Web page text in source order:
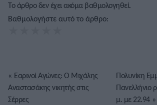
Το άρθρο δεν έχει ακόμα βαθμολογηθεί.
Βαθμολογήστε αυτό το άρθρο:
« Εαρινοί Αγώνες: Ο Μιχάλης
Αναστασάκης νικητής στις
Σέρρες
Πολυνίκη
Πανελλήνιο
μ. με 22.94»